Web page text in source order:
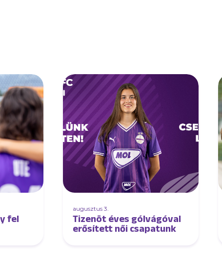
fel
augusztus 3.
Tizenöt éves gólvágóval
erősített női csapatunk